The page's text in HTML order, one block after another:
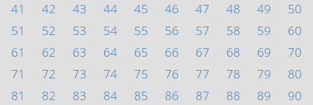
41
42 43 44 45 46 47 48 49
50
51
52 53 54 55 56 57 58 59
60
61
62 63 64 65 66 67 68 69
70
71
72 73 74 75 76 77 78 79
80
81
82 83 84 85 86 87 88 89
90